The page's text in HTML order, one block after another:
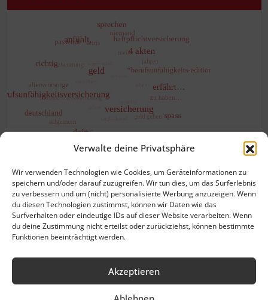
Verwalte deine Privatsphäre
Wir verwenden Technologien wie Cookies, um Geräteinformationen zu
speichern und/oder darauf zuzugreifen. Wir tun dies, um das Surferlebnis
zu verbessern und um (nicht) personalisierte Werbung anzuzeigen. Wenn
du diesen Technologien zustimmst, können wir Daten wie das
Surfverhalten oder eindeutige IDs auf dieser Website verarbeiten. Wenn
du deine Zustimmung nicht erteilst oder zurückziehst, können bestimmte
Funktionen beeinträchtigt werden.
Akzeptieren
Impres­sum